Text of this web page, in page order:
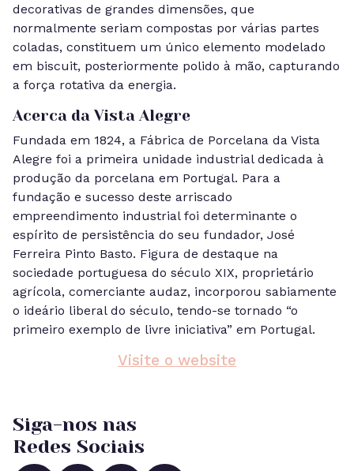
decorativas de grandes dimensões, que
normalmente seriam compostas por várias partes
coladas, constituem um único elemento modelado
em biscuit, posteriormente polido à mão, capturando
a força rotativa da energia.
Acerca da Vista Alegre
Fundada em 1824, a Fábrica de Porcelana da Vista
Alegre foi a primeira unidade industrial dedicada à
produção da porcelana em Portugal. Para a
fundação e sucesso deste arriscado
empreendimento industrial foi determinante o
espírito de persistência do seu fundador, José
Ferreira Pinto Basto. Figura de destaque na
sociedade portuguesa do século XIX, proprietário
agrícola, comerciante audaz, incorporou sabiamente
o ideário liberal do século, tendo-se tornado “o
primeiro exemplo de livre iniciativa” em Portugal.
Visite o website
Siga-nos nas
Redes Sociais